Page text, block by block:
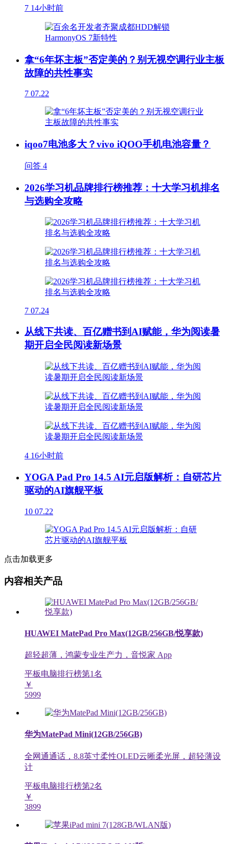
7 14小时前
拿“6年坏主板”否定美的？别无视空调行业主板
故障的共性事实
7 07.22
iqoo7电池多大？vivo iQOO手机电池容量？
问答 4
2026学习机品牌排行榜推荐：十大学习机排名
与选购全攻略
7 07.24
从线下共读、百亿赠书到AI赋能，华为阅读暑
期开启全民阅读新场景
4 16小时前
YOGA Pad Pro 14.5 AI元启版解析：自研芯片
驱动的AI旗舰平板
10 07.22
点击加载更多
内容相关产品
HUAWEI MatePad Pro Max(12GB/256GB/悦享款)
超轻超薄，鸿蒙专业生产力，音悦家 App
平板电脑排行榜第1名
￥
5999
华为MatePad Mini(12GB/256GB)
全网通通话，8.8英寸柔性OLED云晰柔光屏，超轻薄设
计
平板电脑排行榜第2名
￥
3899